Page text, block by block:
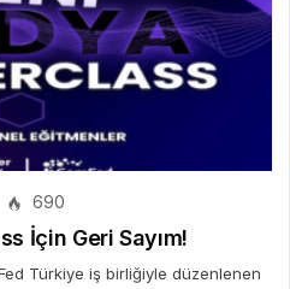
690
İçin Geri Sayım!
Türkiye iş birliğiyle düzenlenen